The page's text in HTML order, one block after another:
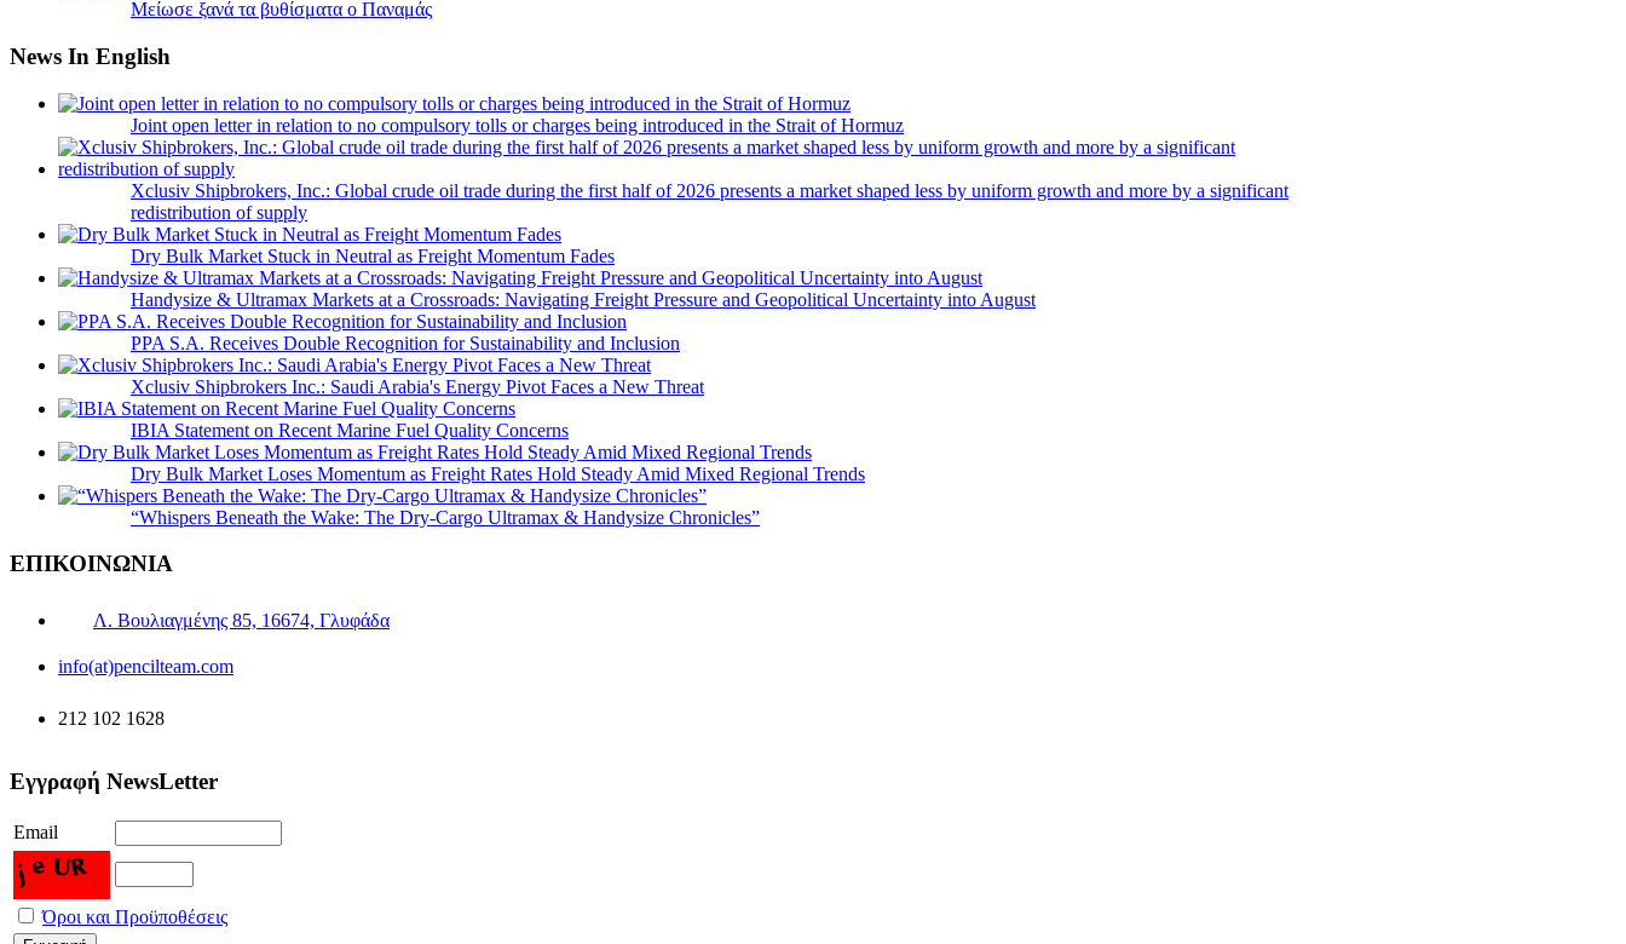
Μείωσε ξανά τα βυθίσματα ο Παναμάς
News In English
Joint open letter in relation to no compulsory tolls or charges being introduced in the Strait of Hormuz
Xclusiv Shipbrokers, Inc.: Global crude oil trade during the first half of 2026 presents a market shaped less by uniform growth and more by a significant
redistribution of supply
Dry Bulk Market Stuck in Neutral as Freight Momentum Fades
Handysize & Ultramax Markets at a Crossroads: Navigating Freight Pressure and Geopolitical Uncertainty into August
PPA S.A. Receives Double Recognition for Sustainability and Inclusion
Xclusiv Shipbrokers Inc.: Saudi Arabia's Energy Pivot Faces a New Threat
IBIA Statement on Recent Marine Fuel Quality Concerns
Dry Bulk Market Loses Momentum as Freight Rates Hold Steady Amid Mixed Regional Trends
“Whispers Beneath the Wake: The Dry‑Cargo Ultramax & Handysize Chronicles”
ΕΠΙΚΟΙΝΩΝΙΑ
Λ. Βουλιαγμένης 85, 16674, Γλυφάδα
info(at)pencilteam.com
212 102 1628
Εγγραφή NewsLetter
Email
Όροι και Προϋποθέσεις